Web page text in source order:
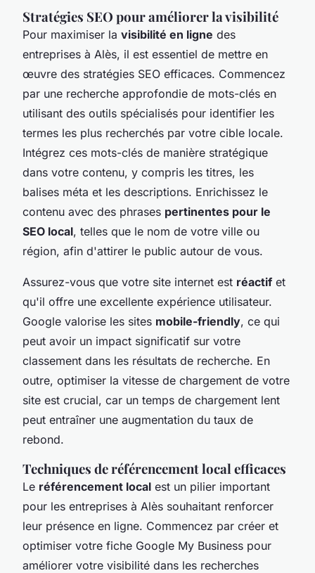
Stratégies SEO pour améliorer la visibilité
Pour maximiser la visibilité en ligne des
entreprises à Alès, il est essentiel de mettre en
œuvre des stratégies SEO efficaces. Commencez
par une recherche approfondie de mots-clés en
utilisant des outils spécialisés pour identifier les
termes les plus recherchés par votre cible locale.
Intégrez ces mots-clés de manière stratégique
dans votre contenu, y compris les titres, les
balises méta et les descriptions. Enrichissez le
contenu avec des phrases pertinentes pour le
SEO local, telles que le nom de votre ville ou
région, afin d'attirer le public autour de vous.
Assurez-vous que votre site internet est réactif et
qu'il offre une excellente expérience utilisateur.
Google valorise les sites mobile-friendly, ce qui
peut avoir un impact significatif sur votre
classement dans les résultats de recherche. En
outre, optimiser la vitesse de chargement de votre
site est crucial, car un temps de chargement lent
peut entraîner une augmentation du taux de
rebond.
Techniques de référencement local efficaces
Le référencement local est un pilier important
pour les entreprises à Alès souhaitant renforcer
leur présence en ligne. Commencez par créer et
optimiser votre fiche Google My Business pour
améliorer votre visibilité dans les recherches